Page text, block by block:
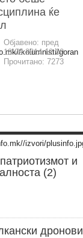
ќе
Објавено: пред
18.09.2014 12:00
Прочитано: 7273
и
(2)
дронови